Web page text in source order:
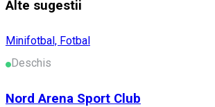
Alte sugestii
Minifotbal, Fotbal
Deschis
Nord Arena Sport Club